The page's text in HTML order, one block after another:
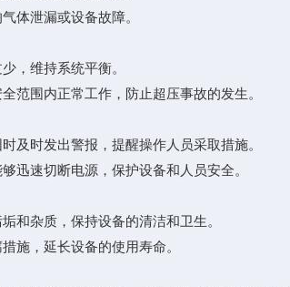
体泄漏或设备故障。
，维持系统平衡。
围内正常工作，防止超压事故的发生。
时发出警报，提醒操作人员采取措施。
速切断电源，保护设备和人员安全。
杂质，保持设备的清洁和卫生。
，延长设备的使用寿命。